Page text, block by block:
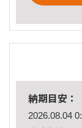
納期目安：
2026.08.04